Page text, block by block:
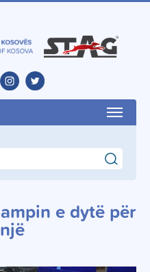
search
e dytë për